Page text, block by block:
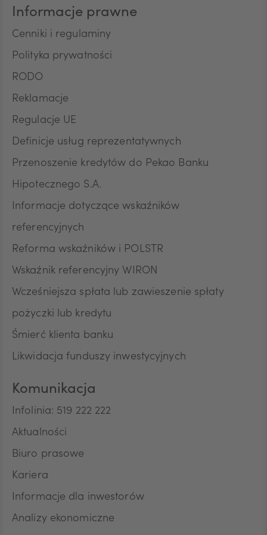
wycofanie zgody nie wpływa na zgodność z
prawem przetwarzania, którego dokonano na
podstawie zgody przed jej wycofaniem.
Informacje prawne
Cenniki i regulaminy
Polityka prywatności
RODO
Reklamacje
Regulacje UE
Definicje usług reprezentatywnych
Przenoszenie kredytów do Pekao Banku
Hipotecznego S.A.
Informacje dotyczące wskaźników
referencyjnych
Reforma wskaźników i POLSTR
Wskaźnik referencyjny WIRON
Wcześniejsza spłata lub zawieszenie spłaty
pożyczki lub kredytu
Śmierć klienta banku
Likwidacja funduszy inwestycyjnych
Komunikacja
Infolinia: 519 222 222
Aktualności
Biuro prasowe
Kariera
Informacje dla inwestorów
Analizy ekonomiczne